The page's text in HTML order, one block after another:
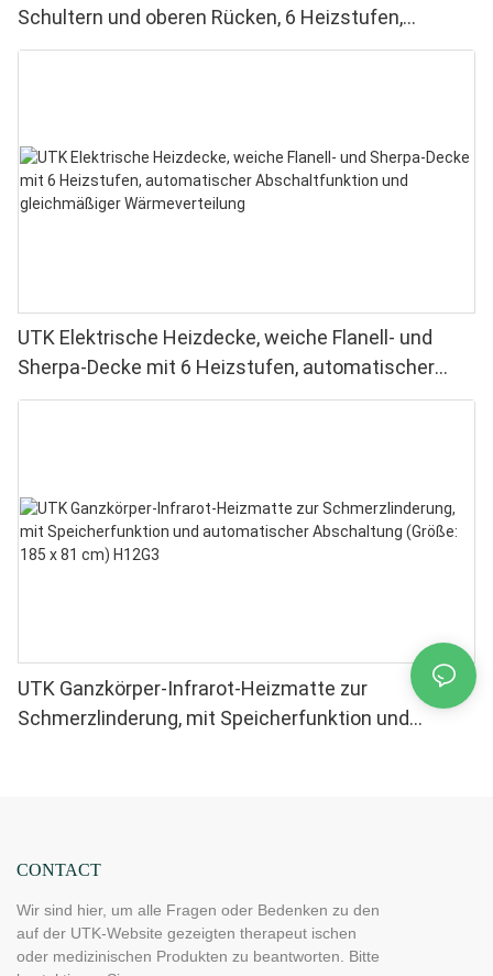
Schultern und oberen Rücken, 6 Heizstufen,
maschinenwaschbar
UTK Elektrische Heizdecke, weiche Flanell- und
Sherpa-Decke mit 6 Heizstufen, automatischer
Abschaltfunktion und gleichmäßiger
UTK Ganzkörper-Infrarot-Heizmatte zur
Schmerzlinderung, mit Speicherfunktion und
CONTACT
Wir sind hier, um alle Fragen oder Bedenken zu den
auf der UTK-Website gezeigten therapeut ischen
oder medizinischen Produkten zu beantworten. Bitte